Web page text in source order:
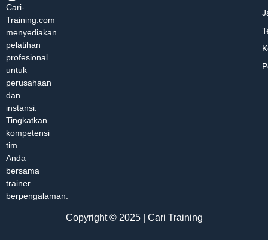
Cari-
Training.com
menyediakan
pelatihan
profesional
untuk
perusahaan
dan
instansi.
Tingkatkan
kompetensi
tim
Anda
bersama
trainer
berpengalaman.
Copyright © 2025 | Cari Training